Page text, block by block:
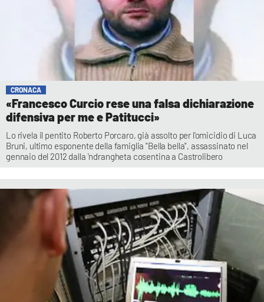
CRONACA
«Francesco Curcio rese una falsa dichiarazione
difensiva per me e Patitucci»
Lo rivela il pentito Roberto Porcaro, già assolto per l'omicidio di Luca
Bruni, ultimo esponente della famiglia "Bella bella", assassinato nel
gennaio del 2012 dalla 'ndrangheta cosentina a Castrolibero